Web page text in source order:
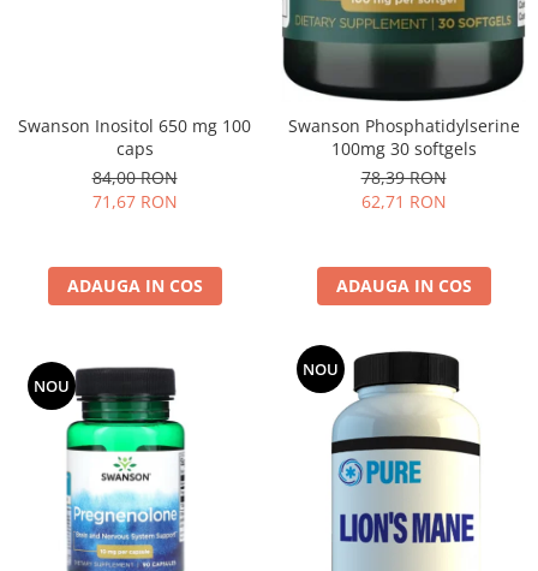
Swanson Inositol 650 mg 100
caps
84,00 RON
71,67 RON
ADAUGA IN COS
Swanson Phosphatidylserine
100mg 30 softgels
78,39 RON
62,71 RON
ADAUGA IN COS
NOU
NOU